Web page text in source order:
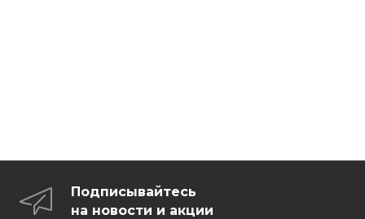
Подписывайтесь
на новости и акции